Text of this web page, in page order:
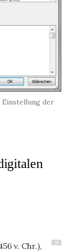
der
38
v. Chr.),